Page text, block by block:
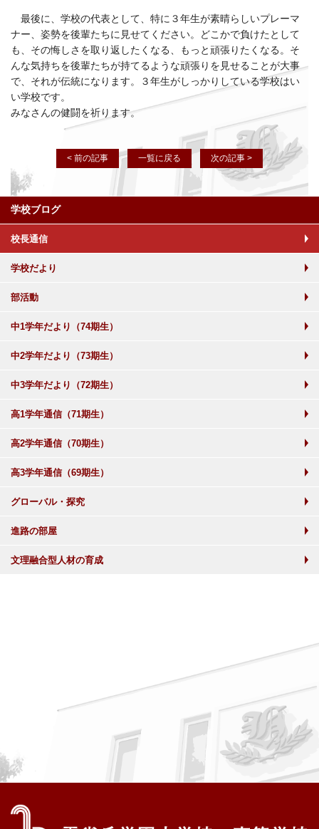
最後に、学校の代表として、特に３年生が素晴らしいプレーマ
ナー、姿勢を後輩たちに見せてください。どこかで負けたとして
も、その悔しさを取り返したくなる、もっと頑張りたくなる。そ
んな気持ちを後輩たちが持てるような頑張りを見せることが大事
で、それが伝統になります。３年生がしっかりしている学校はい
い学校です。
みなさんの健闘を祈ります。
< 前の記事 一覧に戻る 次の記事 >
学校ブログ
校長通信
学校だより
部活動
中1学年だより（74期生）
中2学年だより（73期生）
中3学年だより（72期生）
高1学年通信（71期生）
高2学年通信（70期生）
高3学年通信（69期生）
グローバル・探究
進路の部屋
文理融合型人材の育成